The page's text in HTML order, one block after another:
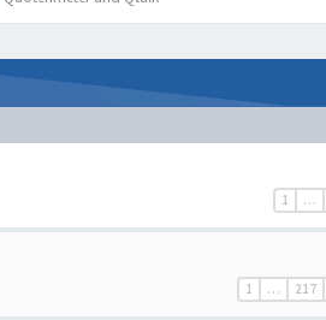
1 …
1 … 217